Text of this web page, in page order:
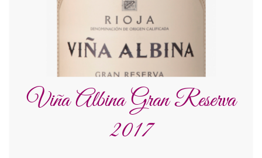
Viña Albina Gran Reserva
2017